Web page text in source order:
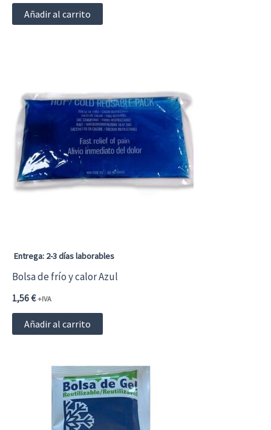
Añadir al carrito
Entrega: 2-3 días laborables
Bolsa de frío y calor Azul
1,56€ +IVA
Añadir al carrito